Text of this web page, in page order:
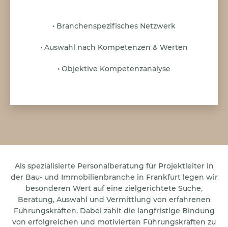
• Branchenspezifisches Netzwerk
• Auswahl nach Kompetenzen & Werten
• Objektive Kompetenzanalyse
Als spezialisierte Personalberatung für Projektleiter in
der Bau- und Immobilienbranche in Frankfurt legen wir
besonderen Wert auf eine zielgerichtete Suche,
Beratung, Auswahl und Vermittlung von erfahrenen
Führungskräften. Dabei zählt die langfristige Bindung
von erfolgreichen und motivierten Führungskräften zu